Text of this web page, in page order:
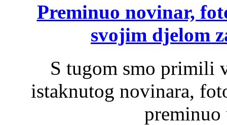
Preminuo novinar,
svojim djelom
S tugom smo primili
istaknutog novinara,